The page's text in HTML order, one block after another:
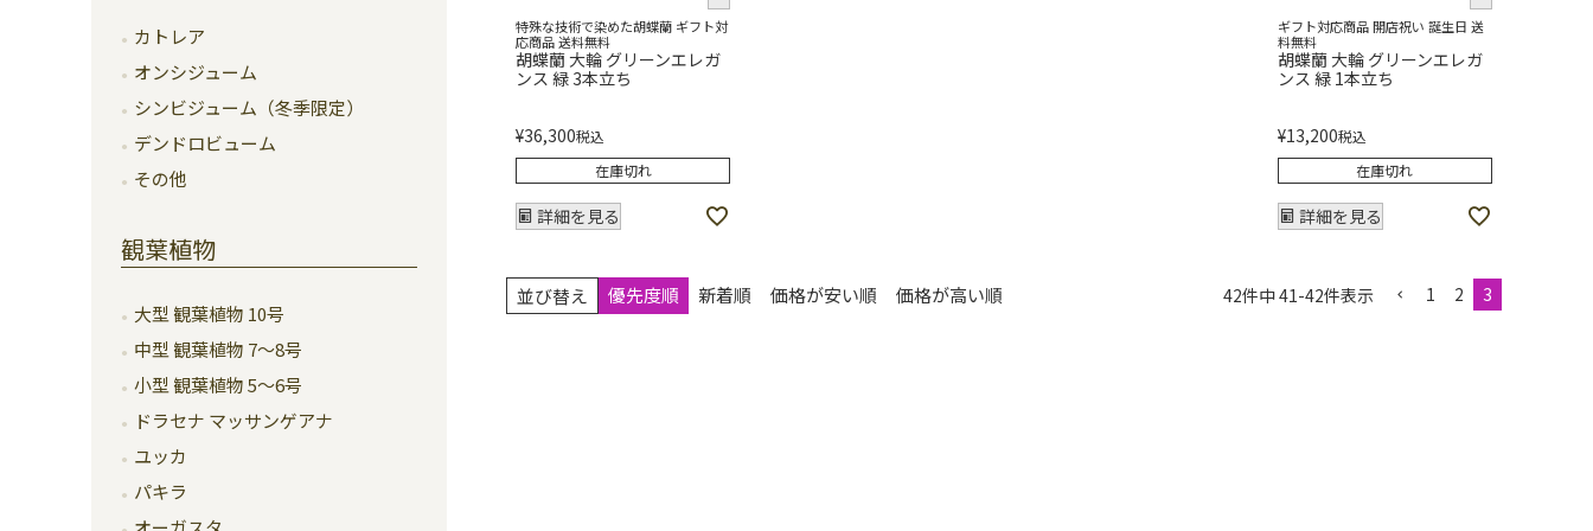
カトレア
オンシジューム
シンビジューム（冬季限定）
デンドロビューム
その他
観葉植物
大型 観葉植物 10号
中型 観葉植物 7～8号
小型 観葉植物 5～6号
ドラセナ マッサンゲアナ
ユッカ
パキラ
特殊な技術で染めた胡蝶蘭 ギフト対
応商品 送料無料
胡蝶蘭 大輪 グリーンエレガ
ンス 緑 3本立ち
¥36,300税込
在庫切れ
詳細を見る
ギフト対応商品 開店祝い 誕生日 送
料無料
胡蝶蘭 大輪 グリーンエレガ
ンス 緑 1本立ち
¥13,200税込
在庫切れ
詳細を見る
並び替え 優先度順 新着順 価格が安い順 価格が高い順 42件中41-42件表示 1 2 3